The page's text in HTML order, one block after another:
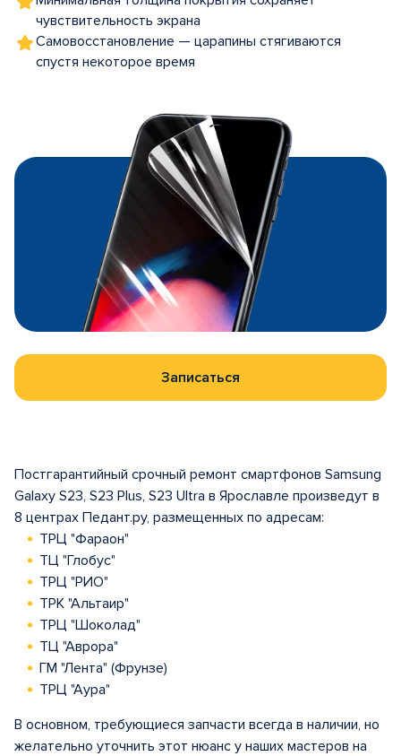
чувствительность экрана
Самовосстановление — царапины стягиваются
спустя некоторое время
Записаться
Постгарантийный срочный ремонт смартфонов Samsung
Galaxy S23, S23 Plus, S23 Ultra в Ярославле произведут в
8 центрах Педант.ру, размещенных по адресам:
ТРЦ "Фараон"
ТЦ "Глобус"
ТРЦ "РИО"
ТРК "Альтаир"
ТРЦ "Шоколад"
ТЦ "Аврора"
ГМ "Лента" (Фрунзе)
ТРЦ "Аура"
В основном, требующиеся запчасти всегда в наличии, но
желательно уточнить этот нюанс у наших мастеров на